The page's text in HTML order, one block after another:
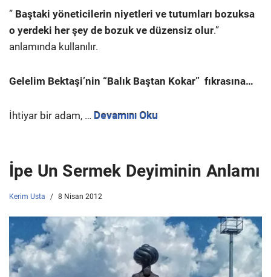
” Baştaki yöneticilerin niyetleri ve tutumları bozuksa
o yerdeki her şey de bozuk ve düzensiz olur.”
anlamında kullanılır.
Gelelim Bektaşi’nin “Balık Baştan Kokar” fıkrasına…
İhtiyar bir adam, … Devamını Oku
İpe Un Sermek Deyiminin Anlamı
Kerim Usta 8 Nisan 2012